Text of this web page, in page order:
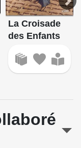
La Croisade
des Enfants